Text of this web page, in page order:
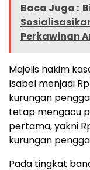
Baca Juga :
Perkawinan
Majelis hakim
Isabel menjadi
kurungan
tetap mengacu
pertama, yakni
kurungan
Pada tingkat